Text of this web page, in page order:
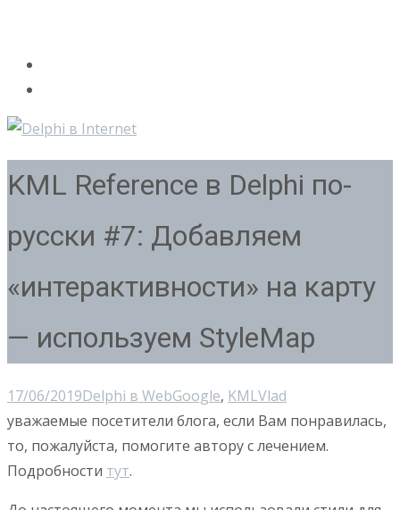
KML Reference в Delphi по-
русски #7: Добавляем
«интерактивности» на карту
— используем StyleMap
17/06/2019Delphi в WebGoogle, KMLVlad
уважаемые посетители блога, если Вам понравилась,
то, пожалуйста, помогите автору с лечением.
Подробности тут.